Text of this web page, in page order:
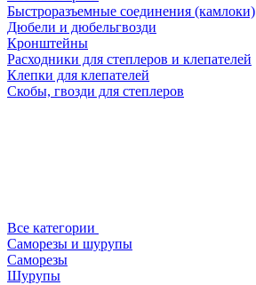
Быстроразъемные соединения (камлоки)
Дюбели и дюбельгвозди
Кронштейны
Расходники для степлеров и клепателей
Клепки для клепателей
Скобы, гвозди для степлеров
Все категории
Саморезы и шурупы
Саморезы
Шурупы